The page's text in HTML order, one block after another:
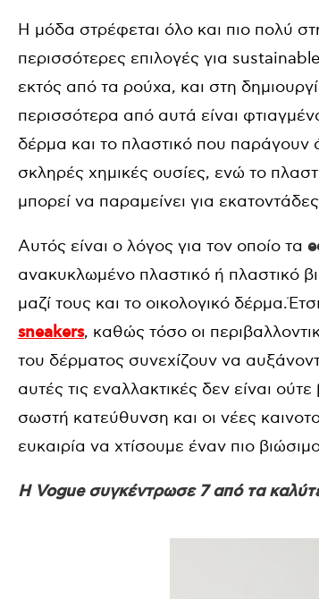
Η μόδα στρέφεται όλο και πιο πολύ
περισσότερες επιλογές για
εκτός από τα ρούχα, και στη
περισσότερα από αυτά είναι
δέρμα και το πλαστικό που
σκληρές χημικές ουσίες, ενώ το
μπορεί να παραμείνει για
Αυτός είναι ο λόγος για τον οποίο τα
ανακυκλωμένο πλαστικό ή πλαστικό
μαζί τους και το οικολογικό
sneakers, καθώς τόσο οι
του δέρματος συνεχίζουν να
αυτές τις εναλλακτικές δεν είναι
σωστή κατεύθυνση και οι νέες
ευκαιρία να χτίσουμε έναν πιο
Η Vogue συγκέντρωσε 7 από τα